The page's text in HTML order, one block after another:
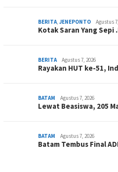
BERITA, JENEPONTO Agustus
Kotak Saran Yang
BERITA Agustus 7, 2026
Rayakan HUT ke-51,
BATAM Agustus 7, 2026
Lewat Beasiswa, 205
BATAM Agustus 7, 2026
Batam Tembus Final